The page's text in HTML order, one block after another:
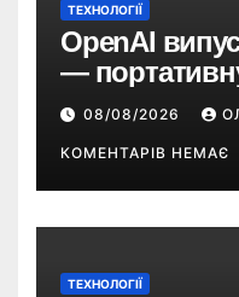
ТЕХНОЛОГІЇ
OpenAI
—
ChatGPT,
понад $300
08/08/2026
КОМЕНТАРІВ НЕМАЄ
ТЕХНОЛОГІЇ